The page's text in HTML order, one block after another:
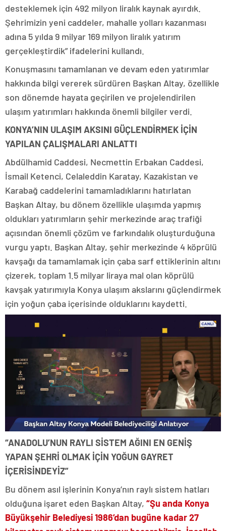
desteklemek için 492 milyon liralık kaynak ayırdık.
Şehrimizin yeni caddeler, mahalle yolları kazanması
adına 5 yılda 9 milyar 169 milyon liralık yatırım
gerçekleştirdik” ifadelerini kullandı.
Konuşmasını tamamlanan ve devam eden yatırımlar
hakkında bilgi vererek sürdüren Başkan Altay, özellikle
son dönemde hayata geçirilen ve projelendirilen
ulaşım yatırımları hakkında önemli bilgiler verdi.
KONYA’NIN ULAŞIM AKSINI GÜÇLENDİRMEK İÇİN
YAPILAN ÇALIŞMALARI ANLATTI
Abdülhamid Caddesi, Necmettin Erbakan Caddesi,
İsmail Ketenci, Celaleddin Karatay, Kazakistan ve
Karabağ caddelerini tamamladıklarını hatırlatan
Başkan Altay, bu dönem özellikle ulaşımda yapmış
oldukları yatırımların şehir merkezinde araç trafiği
açısından önemli çözüm ve farkındalık oluşturduğuna
vurgu yaptı. Başkan Altay, şehir merkezinde 4 köprülü
kavşağı da tamamlamak için çaba sarf ettiklerinin altını
çizerek, toplam 1.5 milyar liraya mal olan köprülü
kavşak yatırımıyla Konya ulaşım akslarını güçlendirmek
için yoğun çaba içerisinde olduklarını kaydetti.
“ANADOLU’NUN RAYLI SİSTEM AĞINI EN GENİŞ
YAPAN ŞEHRİ OLMAK İÇİN YOĞUN GAYRET
İÇERİSİNDEYİZ”
Bu dönem asıl işlerinin Konya’nın raylı sistem hatları
olduğuna işaret eden Başkan Altay, “Şu anda Konya
Büyükşehir Belediyesi 1986’dan bugüne kadar 27